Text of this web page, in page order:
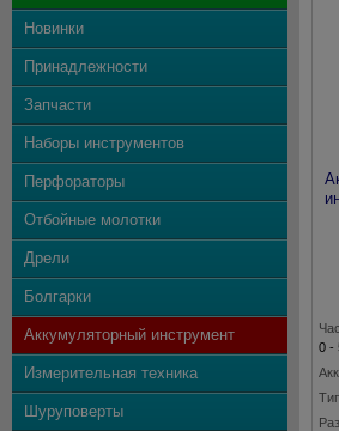
Новинки
Принадлежности
Запчасти
Наборы инструментов
Перфораторы
Отбойные молотки
Дрели
Болгарки
Аккумуляторный инструмент
Измерительная техника
Шуруповерты
0 -